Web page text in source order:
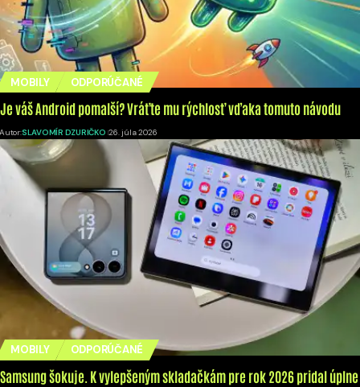
MOBILY ODPORÚČANÉ
Je váš Android pomalší? Vráťte mu rýchlosť vďaka tomuto návodu
Autor:SLAVOMÍR DZURIČKO 26. júla 2026
MOBILY ODPORÚČANÉ
Samsung šokuje. K vylepšeným skladačkám pre rok 2026 pridal úplne